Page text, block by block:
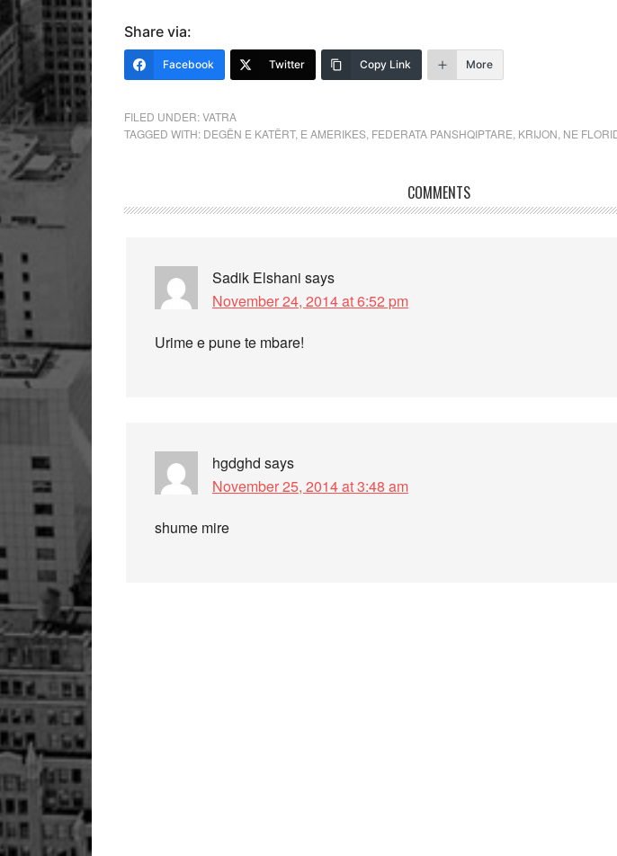
Share via:
Facebook Twitter Copy Link More
FILED UNDER:VATRA
TAGGED WITH: DEGËN E KATËRT, E AMERIKES FEDERATA PANSHQIPTARE KRIJON NE
COMMENTS
Sadik Elshani says
November 24, 2014 at 6:52 pm
Urime e pune te mbare!
hgdghd says
November 25, 2014 at 3:48 am
shume mire